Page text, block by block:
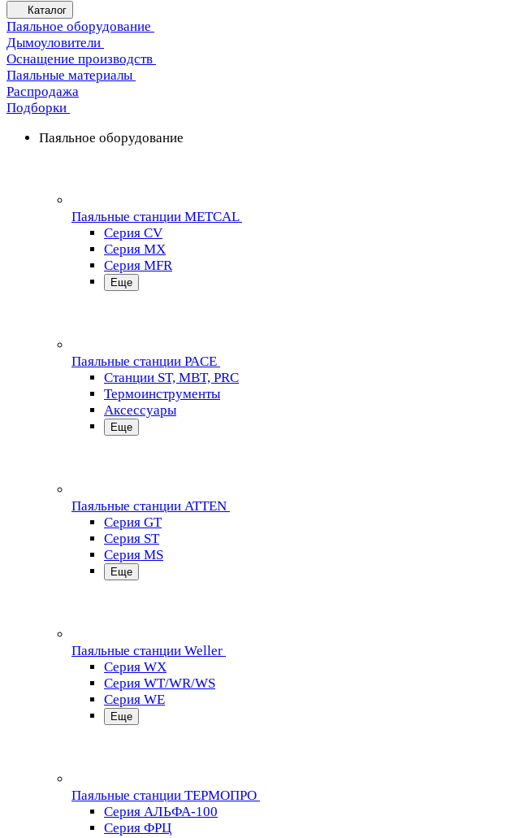
Каталог
Паяльное оборудование
Дымоуловители
Оснащение производств
Паяльные материалы
Распродажа
Подборки
Паяльное оборудование
Паяльные станции METCAL
Серия CV
Серия MX
Серия MFR
Еще
Паяльные станции PACE
Станции ST, MBT, PRC
Термоинструменты
Аксессуары
Еще
Паяльные станции ATTEN
Серия GT
Серия ST
Серия MS
Еще
Паяльные станции Weller
Серия WX
Серия WT/WR/WS
Серия WE
Еще
Паяльные станции ТЕРМОПРО
Серия АЛЬФА-100
Серия ФРЦ